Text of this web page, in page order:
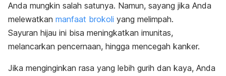
Anda mungkin salah satunya. Namun, sayang jika Anda
melewatkan manfaat brokoli yang melimpah.
Sayuran hijau ini bisa meningkatkan imunitas,
melancarkan pencernaan, hingga mencegah kanker.
Jika menginginkan rasa yang lebih gurih dan kaya, Anda